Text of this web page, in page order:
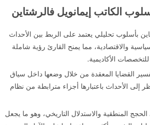
الكاتب إيمانويل فالرشتاين
بأسلوب تحليلي يعتمد على الربط بين الأحداث
والاقتصادية، مما يمنح القارئ رؤية شاملة
الأكاديمية.
القضايا المعقدة من خلال وضعها داخل سياق
إلى الأحداث باعتبارها أجزاء مترابطة من نظام
المنطقية والاستدلال التاريخي، وهو ما يجعل